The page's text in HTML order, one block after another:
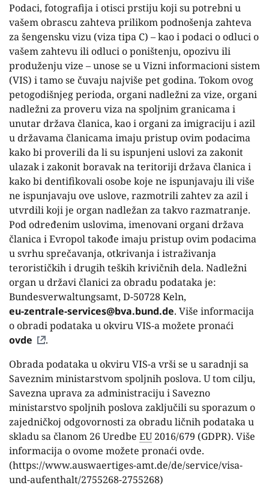
Podaci, fotografija i otisci prstiju koji su potrebni u
vašem obrascu zahteva prilikom podnošenja zahteva
za šengensku vizu (viza tipa C) – kao i podaci o odluci o
vašem zahtevu ili odluci o poništenju, opozivu ili
produženju vize – unose se u Vizni informacioni sistem
(VIS) i tamo se čuvaju najviše pet godina. Tokom ovog
petogodišnjeg perioda, organi nadležni za vize, organi
nadležni za proveru viza na spoljnim granicama i
unutar država članica, kao i organi za imigraciju i azil
u državama članicama imaju pristup ovim podacima
kako bi proverili da li su ispunjeni uslovi za zakonit
ulazak i zakonit boravak na teritoriji država članica i
kako bi dentifikovali osobe koje ne ispunjavaju ili više
ne ispunjavaju ove uslove, razmotrili zahtev za azil i
utvrdili koji je organ nadležan za takvo razmatranje.
Pod određenim uslovima, imenovani organi država
članica i Evropol takođe imaju pristup ovim podacima
u svrhu sprečavanja, otkrivanja i istraživanja
terorističkih i drugih teških krivičnih dela. Nadležni
organ u državi članici za obradu podataka je:
Bundesverwaltungsamt, D-50728 Keln,
eu-zentrale-services@bva.bund.de. Više informacija
o obradi podataka u okviru VIS-a možete pronaći
ovde
.
Obrada podataka u okviru VIS-a vrši se u saradnji sa
Saveznim ministarstvom spoljnih poslova. U tom cilju,
Savezna uprava za administraciju i Savezno
ministarstvo spoljnih poslova zaključili su sporazum o
zajedničkoj odgovornosti za obradu ličnih podataka u
skladu sa članom 26 Uredbe EU 2016/679 (GDPR). Više
informacija o ovome možete pronaći ovde.
(https://www.auswaertiges-amt.de/de/service/visa-
und-aufenthalt/2755268-2755268)